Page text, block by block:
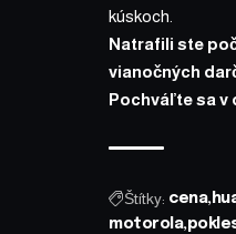
kúskoch.
Natrafili ste
vianočných
Pochváľte sa v
Štítky: cena
motorola